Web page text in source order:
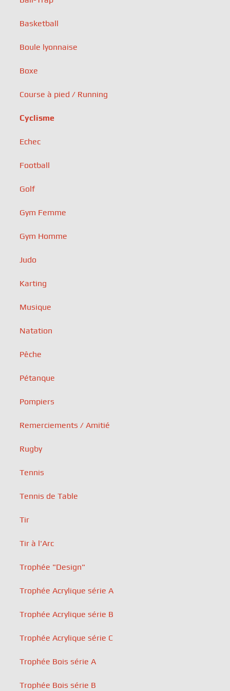
Basketball
Boule lyonnaise
Boxe
Course à pied / Running
Cyclisme
Echec
Football
Golf
Gym Femme
Gym Homme
Judo
Karting
Musique
Natation
Pêche
Pétanque
Pompiers
Remerciements / Amitié
Rugby
Tennis
Tennis de Table
Tir
Tir à l'Arc
Trophée "Design"
Trophée Acrylique série A
Trophée Acrylique série B
Trophée Acrylique série C
Trophée Bois série A
Trophée Bois série B